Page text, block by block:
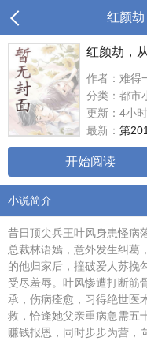
红颜
红颜劫，
作者：难得
分类：都市
更新：4小
最新： 第
开始阅读
小说简介
昔日顶尖兵王叶风身患怪病
总裁林语嫣，意外发生纠葛
的他归家后，撞破爱人苏挽
受尽羞辱。叶风惨遭打断筋
承，伤病痊愈，习得绝世医
救，恰逢她父亲重病急需五
赚钱报恩，同时步步为营，